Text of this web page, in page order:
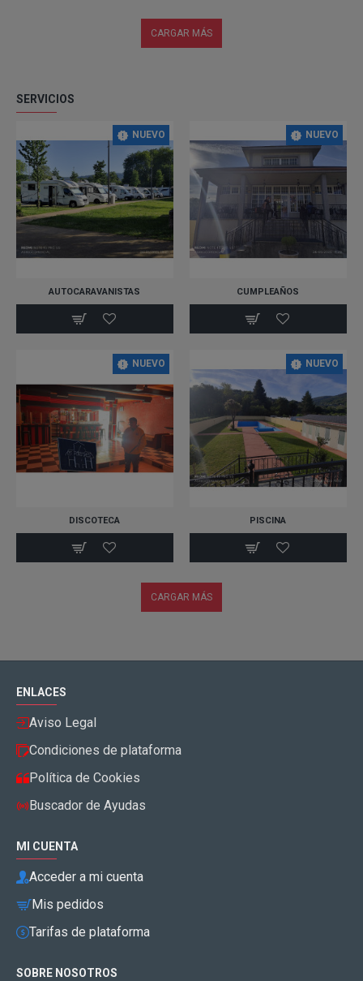
CARGAR MÁS
SERVICIOS
NUEVO
AUTOCARAVANISTAS
NUEVO
CUMPLEAÑOS
NUEVO
DISCOTECA
NUEVO
PISCINA
CARGAR MÁS
ENLACES
Aviso Legal
Condiciones de plataforma
Política de Cookies
Buscador de Ayudas
MI CUENTA
Acceder a mi cuenta
Mis pedidos
Tarifas de plataforma
SOBRE NOSOTROS